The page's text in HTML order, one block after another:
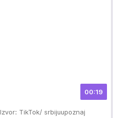
00:19
Izvor: TikTok/ srbijuupoznaj